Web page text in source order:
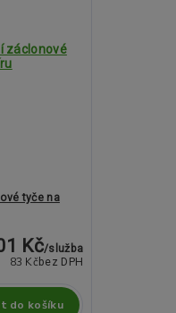
tyče na
Kč/služba
83 Kč bez DPH
do košíku